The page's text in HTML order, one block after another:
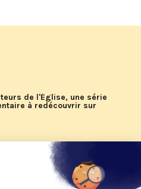
de l'Église, une série
à redécouvrir sur
d'été 2026 de KTO